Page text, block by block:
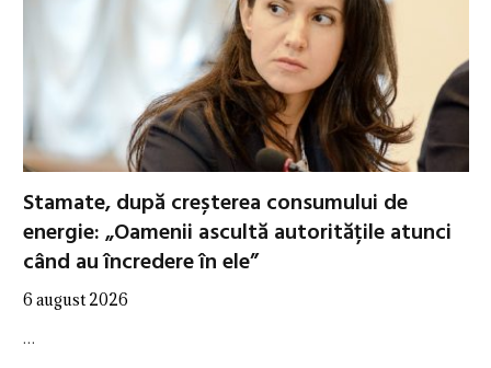
Stamate, după creșterea consumului de
energie: „Oamenii ascultă autoritățile atunci
când au încredere în ele”
6 august 2026
…